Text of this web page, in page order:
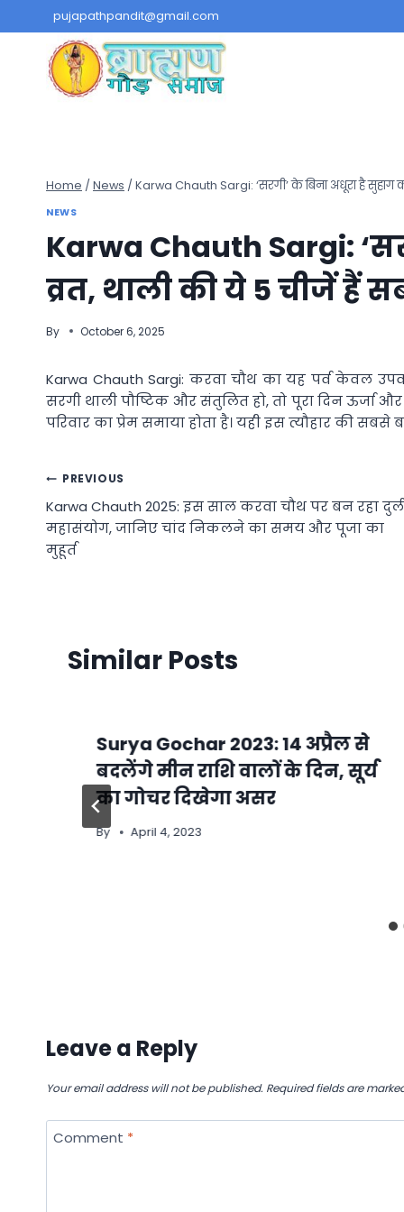
to
content
pujapathpandit@gmail.com
Home / News / Karwa Chauth Sargi: ‘सरगी’ के बिना अधूरा है सुहाग
NEWS
Karwa Chauth Sargi:
व्रत, थाली की ये 5 चीजें हैं
By October 6, 2025
Karwa Chauth Sargi: करवा चौथ का यह पर्व केवल
सरगी थाली पौष्टिक और संतुलित हो, तो पूरा दिन ऊर्जा
परिवार का प्रेम समाया होता है। यही इस त्यौहार की सबसे
Post
navigation
PREVIOUS
Karwa Chauth 2025: इस साल करवा चौथ पर बन रहा
महासंयोग, जानिए चांद निकलने का समय और पूजा का
मुहूर्त
Similar Posts
Surya Gochar 2023: 14 अप्रैल से
बदलेंगे मीन राशि वालों के दिन, सूर्य
का गोचर दिखेगा असर
By April 4, 2023
Leave a Reply
Your email address will not be published. Required fields are
Comment *